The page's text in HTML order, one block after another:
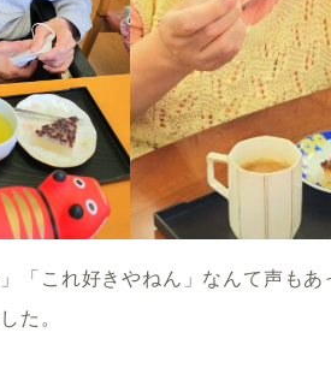
」「これ好きやねん」なんて声も
た。